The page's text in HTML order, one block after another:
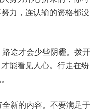
力，连认输的资格都没
途才会少些阴霾。拨开
能看见人心。行走在纷
新的内容。不要满足于